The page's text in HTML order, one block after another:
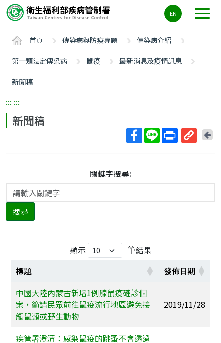
要
ALT+C
EN
首頁 傳染病與防疫專題
傳染病介紹
第一類法定傳染病
鼠疫
最新消息及疫情訊息
新聞稿
::: :::
新聞稿
網
回
關鍵字搜尋:
搜尋
顯示
筆結果
標題
發佈日期
中國大陸內蒙古新增1例腺鼠疫確診個
案，籲請民眾前往鼠疫流行地區避免接
觸鼠類或野生動物
2019/11/28
疾管署澄清：感染鼠疫的跳蚤不會透過